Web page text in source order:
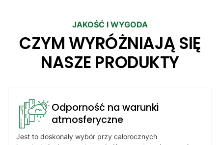
JAKOŚĆ I WYGODA
CZYM WYRÓŻNIAJĄ SIĘ
NASZE PRODUKTY
Odporność na warunki
atmosferyczne​
Jest to doskonały wybór przy całorocznych